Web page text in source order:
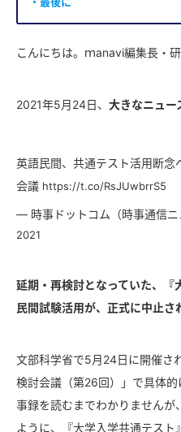
こんにちは。ｍanavi編集長・研
2021年5月24日、 大きなニュー
英語民間、共通テスト活用断
会議 https://t.co/RsJUwbrrS5
— 時事ドットコム（時事通信ニ
2021
延期・再検討となっていた、『
民間試験活用が、正式に中止さ
文部科学省で5月24日に開催さ
検討会議（第26回）」で具体
事録を読むまでわかりませんが
ように、『大学入学共通テス